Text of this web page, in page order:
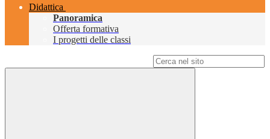
Didattica
Panoramica
Offerta formativa
I progetti delle classi